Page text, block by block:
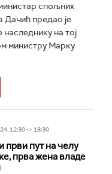
спољних
Дачић предао је
на тој
министру Марку
12:30 -> 18:30
први пут на челу
прва жена владе